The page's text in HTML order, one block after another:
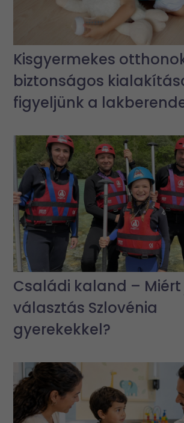
Kisgyermekes
biztonságos
figyeljünk a
Családi kaland – Miért
választás Szlovénia
gyerekekkel?